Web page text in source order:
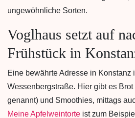
ungewöhnliche Sorten.
Voglhaus setzt auf
Frühstück in
Eine bewährte Adresse in Konstanz
Wessenbergstraße. Hier gibt es
genannt) und Smoothies, mittags
Meine Apfelweintorte ist zum